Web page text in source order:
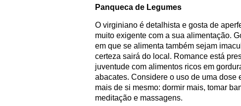
Panqueca de Legumes
O virginiano é detalhista e gosta de
muito exigente com a sua alimentação.
em que se alimenta também sejam
certeza sairá do local. Romance está
juventude com alimentos ricos em
abacates. Considere o uso de uma dose
mais de si mesmo: dormir mais, tomar
meditação e massagens.